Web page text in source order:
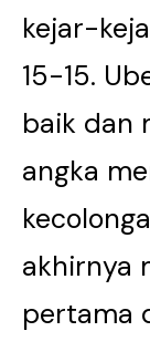
kejar-
15-15.
baik dan
angka
akhirnya
pertama